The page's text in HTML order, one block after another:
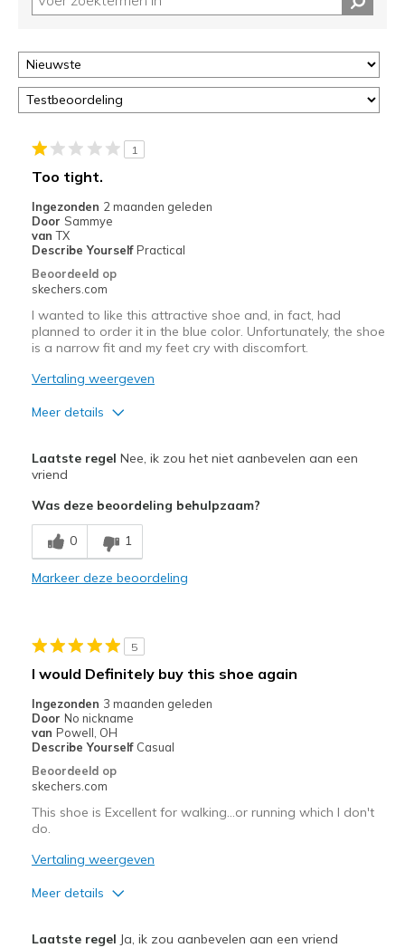
page
door
<a
href="javascript:location.href=location.pathname;">hier</a>
de
met
migratiegeschiedenis
van
de
page_id
bezoeken.
1
Too tight.
Ingezonden 2 maanden geleden
Door Sammye
van TX
Describe Yourself Practical
Beoordeeld op
skechers.com
I wanted to like this attractive shoe and, in fact, had
planned to order it in the blue color. Unfortunately, the shoe
is a narrow fit and my feet cry with discomfort.
Vertaling weergeven
Meer details
Attractive Design
Beste toepassingen
Casual Wear
Width
Feels too narrow
Laatste regel Nee, ik zou het niet aanbevelen aan een
vriend
Was deze beoordeling behulpzaam?
0 1
Markeer deze beoordeling
5
I would Definitely buy this shoe again
Ingezonden 3 maanden geleden
Door No nickname
van Powell, OH
Describe Yourself Casual
Beoordeeld op
skechers.com
This shoe is Excellent for walking…or running which I don't
do.
Vertaling weergeven
Meer details
Laatste regel Ja, ik zou aanbevelen aan een vriend